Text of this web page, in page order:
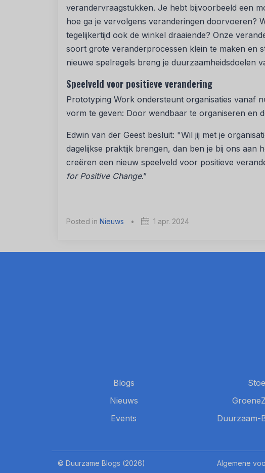
verandervraagstukken. Je hebt bijvoorbeeld een
hoe ga je vervolgens veranderingen doorvoeren?
tegelijkertijd ook de winkel draaiende? Onze
soort grote veranderprocessen klein te maken en
nieuwe spelregels breng je duurzaamheidsdoelen
Speelveld voor positieve verandering
Prototyping Work ondersteunt organisaties vanaf
vorm te geven: Door wendbaar te organiseren en
Edwin van der Geest besluit: "Wil jij met je
dagelijkse praktijk brengen, dan ben je bij ons aan
creëren een nieuw speelveld voor positieve
for Positive Change.”
Posted in Nieuws • 1 apr. 2024
Blogs
Nieuws
Events
Duurzaam-
© Duurzame Blogs (2026) Algemene